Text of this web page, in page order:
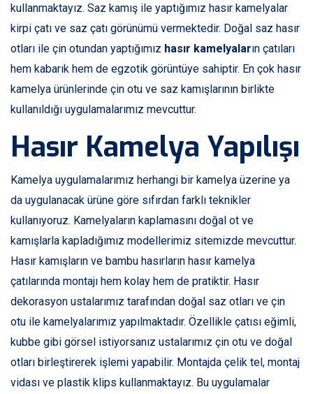
kullanmaktayız. Saz kamış ile yaptığımız hasır kamelyalar
kirpi çatı ve saz çatı görünümü vermektedir. Doğal saz hasır
otları ile çin otundan yaptığımız hasır kamelyaların çatıları
hem kabarık hem de egzotik görüntüye sahiptir. En çok hasır
kamelya ürünlerinde çin otu ve saz kamışlarının birlikte
kullanıldığı uygulamalarımız mevcuttur.
Hasır Kamelya Yapılışı
Kamelya uygulamalarımız herhangi bir kamelya üzerine ya
da uygulanacak ürüne göre sıfırdan farklı teknikler
kullanıyoruz. Kamelyaların kaplamasını doğal ot ve
kamışlarla kapladığımız modellerimiz sitemizde mevcuttur.
Hasır kamışların ve bambu hasırların hasır kamelya
çatılarında montajı hem kolay hem de pratiktir. Hasır
dekorasyon ustalarımız tarafından doğal saz otları ve çin
otu ile kamelyalarımız yapılmaktadır. Özellikle çatısı eğimli,
kubbe gibi görsel istiyorsanız ustalarımız çin otu ve doğal
otları birleştirerek işlemi yapabilir. Montajda çelik tel, montaj
vidası ve plastik klips kullanmaktayız. Bu uygulamalar